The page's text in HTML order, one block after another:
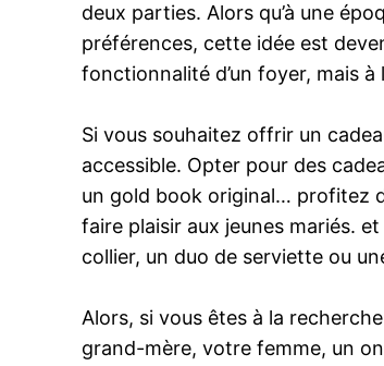
deux parties. Alors qu’à une
préférences, cette idée est
fonctionnalité d’un foyer, mais
Si vous souhaitez offrir un
accessible. Opter pour des
un gold book original… profitez
faire plaisir aux jeunes mariés.
collier, un duo de serviette ou
Alors, si vous êtes à la
grand-mère, votre femme, un